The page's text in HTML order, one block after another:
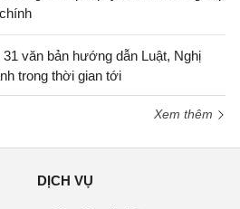
văn bản hướng dẫn Luật, Nghị
trong thời gian tới
Xem thêm
DỊCH VỤ